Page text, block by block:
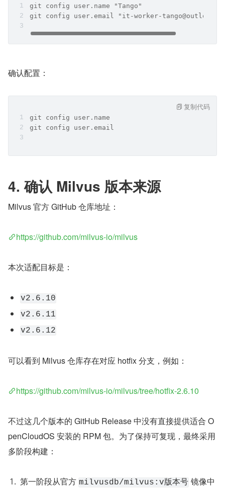
git config user.name "Tango"
git config user.email "it-worker-
确认配置：
git config user.name
git config user.email
复制代码
4. 确认 Milvus 版本来源
Milvus 官方 GitHub 仓库地址：
https://github.com/milvus-io/milvus
本次适配目标是：
v2.6.10
v2.6.11
v2.6.12
可以看到 Milvus 仓库存在对应 hotfix 分支，例如：
https://github.com/milvus-io/milvus/tree/hotfix-2.6.10
不过这几个版本的 GitHub Release 中没有直接提供适合 O
penCloudOS 安装的 RPM 包。为了保持可复现，最终采用
多阶段构建：
第一阶段从官方 milvusdb/milvus:v版本号 镜像中